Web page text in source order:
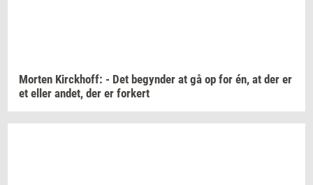
Mor­ten Kirck­hoff: - Det be­gyn­der at gå op for én, at der er
et eller andet, der er for­kert